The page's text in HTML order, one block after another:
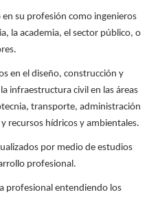
en su profesión como ingenieros
la academia, el sector público, o
en el diseño, construcción y
infraestructura civil en las áreas
transporte, administración
recursos hídricos y ambientales.
por medio de estudios
profesional.
profesional entendiendo los